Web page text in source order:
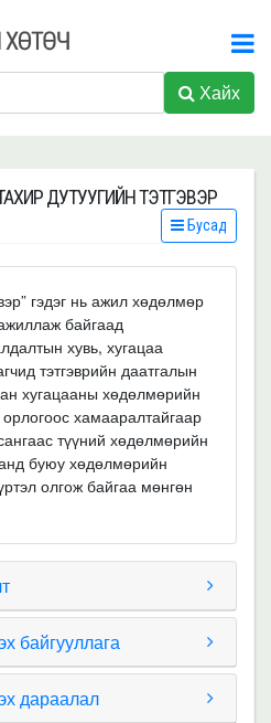
Хайх
ДУТУУГИЙН ТЭТГЭВЭР
Бусад
гэдэг нь ажил хөдөлмөр
байгаад
хувь, хугацаа
тэтгэврийн даатгалын
хугацааны хөдөлмөрийн
орлогоос хамааралтайгаар
түүний хөдөлмөрийн
буюу хөдөлмөрийн
олгож байгаа мөнгөн
байгууллага
дараалал